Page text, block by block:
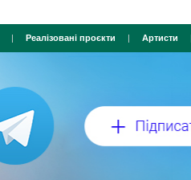
| Реалізовані проєкти | Артисти